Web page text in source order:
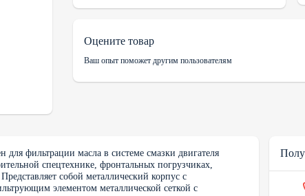
Оцените товар
Ваш опыт поможет другим пользователям
для фильтрации масла в системе смазки двигателя
спецтехнике, фронтальных погрузчиках,
Представляет собой металлический корпус с
элементом металлической сеткой с